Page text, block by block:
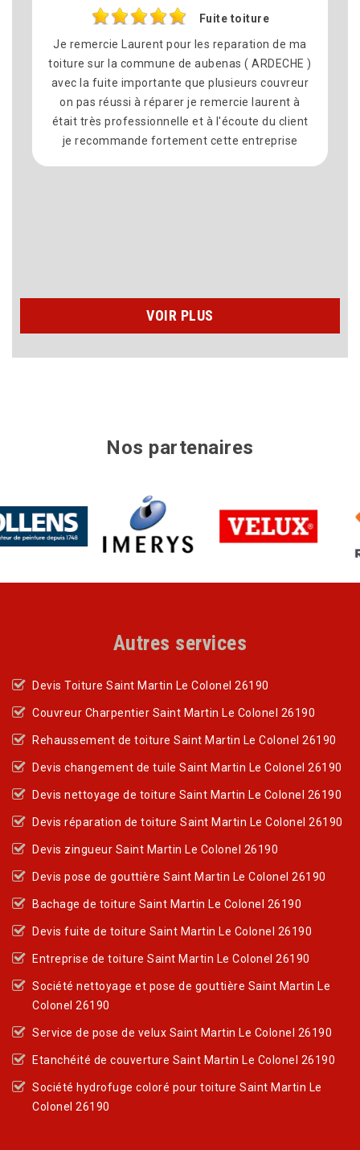
Fuite toiture
Je remercie Laurent pour les reparation de ma
toiture sur la commune de aubenas ( ARDECHE )
avec la fuite importante que plusieurs couvreur
on pas réussi à réparer je remercie laurent à
était très professionnelle et à l'écoute du client
je recommande fortement cette entreprise
VOIR PLUS
Nos partenaires
Autres services
Devis Toiture Saint Martin Le Colonel 26190
Couvreur Charpentier Saint Martin Le Colonel 26190
Rehaussement de toiture Saint Martin Le Colonel 26190
Devis changement de tuile Saint Martin Le Colonel 26190
Devis nettoyage de toiture Saint Martin Le Colonel 26190
Devis réparation de toiture Saint Martin Le Colonel 26190
Devis zingueur Saint Martin Le Colonel 26190
Devis pose de gouttière Saint Martin Le Colonel 26190
Bachage de toiture Saint Martin Le Colonel 26190
Devis fuite de toiture Saint Martin Le Colonel 26190
Entreprise de toiture Saint Martin Le Colonel 26190
Société nettoyage et pose de gouttière Saint Martin Le
Colonel 26190
Service de pose de velux Saint Martin Le Colonel 26190
Etanchéité de couverture Saint Martin Le Colonel 26190
Société hydrofuge coloré pour toiture Saint Martin Le
Colonel 26190